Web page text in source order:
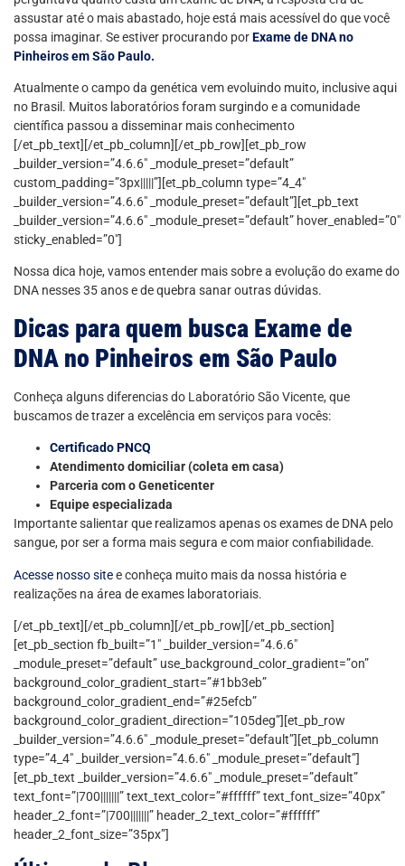
assustar até o mais abastado, hoje está mais acessível do que você
possa imaginar. Se estiver procurando porExame de DNA no
Pinheiros em São Paulo.
Atualmente o campo da genética vem evoluindo muito, inclusive aqui
no Brasil. Muitos laboratórios foram surgindo e a comunidade
científica passou a disseminar mais conhecimento
[/et_pb_text][/et_pb_column][/et_pb_row][et_pb_row
_builder_version=”4.6.6″ _module_preset=”default”
custom_padding=”3px|||||”][et_pb_column type=”4_4″
_builder_version=”4.6.6″ _module_preset=”default”][et_pb_text
_builder_version=”4.6.6″ _module_preset=”default” hover_enabled=”0″
sticky_enabled=”0″]
Nossa dica hoje, vamos entender mais sobre a evolução do exame do
DNA nesses 35 anos e de quebra sanar outras dúvidas.
Dicas para quem busca Exame de
DNA no Pinheiros em São Paulo
Conheça alguns diferencias do Laboratório São Vicente, que
buscamos de trazer a excelência em serviços para vocês:
Certificado PNCQ
Atendimento domiciliar (coleta em casa)
Parceria com o Geneticenter
Equipe especializada
Importante salientar que realizamos apenas os exames de DNA pelo
sangue, por ser a forma mais segura e com maior confiabilidade.
Acesse nosso sitee conheça muito mais da nossa história e
realizações na área de exames laboratoriais.
[/et_pb_text][/et_pb_column][/et_pb_row][/et_pb_section]
[et_pb_section fb_built=”1″ _builder_version=”4.6.6″
_module_preset=”default” use_background_color_gradient=”on”
background_color_gradient_start=”#1bb3eb”
background_color_gradient_end=”#25efcb”
background_color_gradient_direction=”105deg”][et_pb_row
_builder_version=”4.6.6″ _module_preset=”default”][et_pb_column
type=”4_4″ _builder_version=”4.6.6″ _module_preset=”default”]
[et_pb_text _builder_version=”4.6.6″ _module_preset=”default”
text_font=”|700|||||||” text_text_color=”#ffffff” text_font_size=”40px”
header_2_font=”|700|||||||” header_2_text_color=”#ffffff”
header_2_font_size=”35px”]